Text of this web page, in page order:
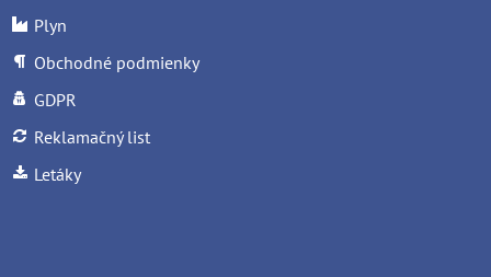
Plyn
Obchodné podmienky
GDPR
Reklamačný list
Letáky